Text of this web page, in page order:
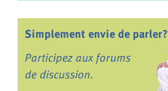
Simplement envie de parler?
Participez aux forums
de discussion.